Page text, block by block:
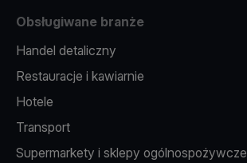
Obsługiwane branże
Handel detaliczny
Restauracje i kawiarnie
Hotele
Transport
Supermarkety i sklepy ogólnospożywcze